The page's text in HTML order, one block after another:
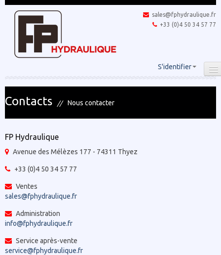
sales@fphydraulique.fr
+33 (0)4 50 34 57 77
S'identifier
Contacts Nous contacter
FP Hydraulique
Avenue des Mélèzes 177 - 74311 Thyez
+33 (0)4 50 34 57 77
Ventes
sales@fphydraulique.fr
Administration
info@fphydraulique.fr
Service après-vente
service@fphydraulique.fr